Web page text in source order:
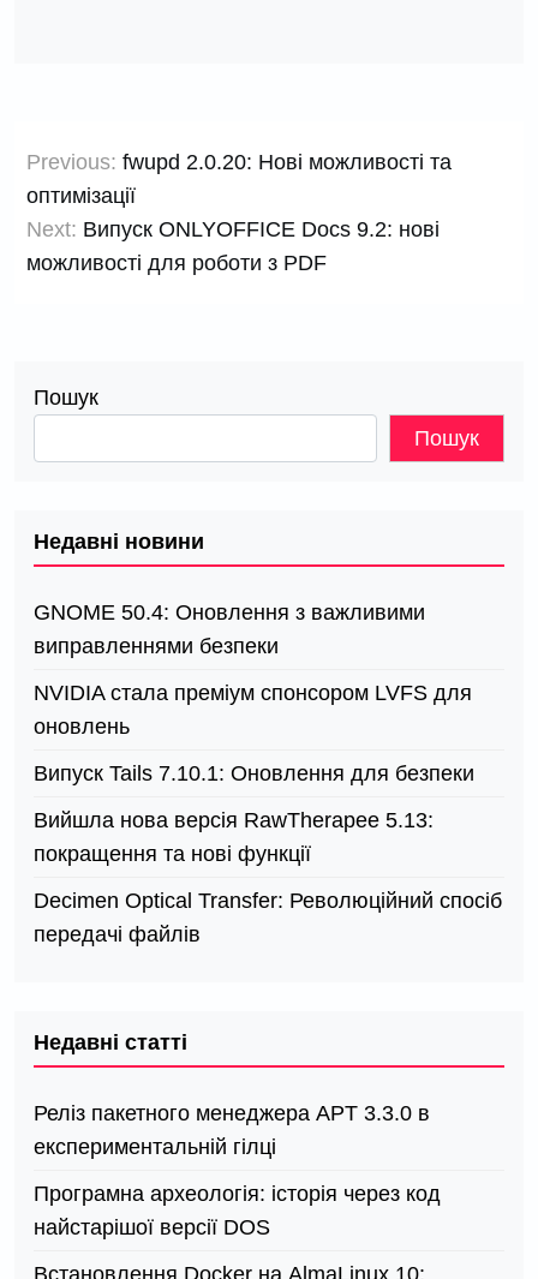
записів
Previous: fwupd 2.0.20: Нові можливості та
оптимізації
Next: Випуск ONLYOFFICE Docs 9.2: нові
можливості для роботи з PDF
Пошук
Пошук
Недавні новини
GNOME 50.4: Оновлення з важливими
виправленнями безпеки
NVIDIA стала преміум спонсором LVFS для
оновлень
Випуск Tails 7.10.1: Оновлення для безпеки
Вийшла нова версія RawTherapee 5.13:
покращення та нові функції
Decimen Optical Transfer: Революційний спосіб
передачі файлів
Недавні статті
Реліз пакетного менеджера APT 3.3.0 в
експериментальній гілці
Програмна археологія: історія через код
найстарішої версії DOS